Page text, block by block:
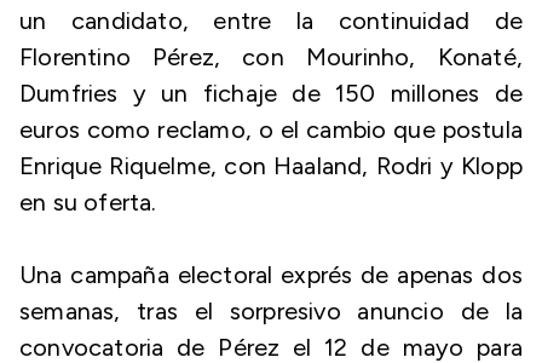
un candidato, entre la continuidad de
Florentino Pérez, con Mourinho, Konaté,
Dumfries y un fichaje de 150 millones de
euros como reclamo, o el cambio que postula
Enrique Riquelme, con Haaland, Rodri y Klopp
en su oferta.
Una campaña electoral exprés de apenas dos
semanas, tras el sorpresivo anuncio de la
convocatoria de Pérez el 12 de mayo para